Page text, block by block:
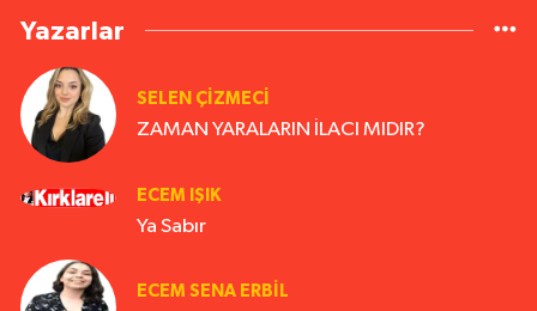
Yazarlar
SELEN ÇİZMECİ
ZAMAN YARALARIN İLACI MIDIR?
ECEM IŞIK
Ya Sabır
ECEM SENA ERBIL